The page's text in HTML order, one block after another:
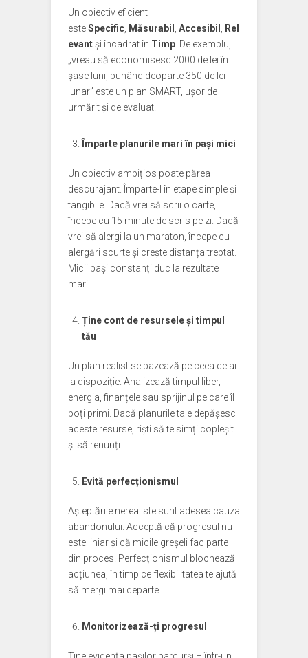
Un obiectiv eficient
esteSpecific Măsurabil Accesibil
Rel
evantși încadrat în Timp . De exemplu,
„vreau să economisesc 2000 de lei în
șase luni, punând deoparte 350 de lei
lunar” este un plan SMART, ușor de
urmărit și de evaluat.
Împarte planurile mari în pași mici
Un obiectiv ambițios poate părea
descurajant. Împarte-l în etape simple și
tangibile. Dacă vrei să scrii o carte,
începe cu 15 minute de scris pe zi. Dacă
vrei să alergi la un maraton, începe cu
alergări scurte și crește distanța treptat.
Micii pași constanți duc la rezultate
mari.
Ține cont de resursele și timpul
tău
Un plan realist se bazează pe ceea ce ai
la dispoziție. Analizează timpul liber,
energia, finanțele sau sprijinul pe care îl
poți primi. Dacă planurile tale depășesc
aceste resurse, riști să te simți copleșit
și să renunți.
Evită perfecționismul
Așteptările nerealiste sunt adesea cauza
abandonului. Acceptă că progresul nu
este liniar și că micile greșeli fac parte
din proces. Perfecționismul blochează
acțiunea, în timp ce flexibilitatea te ajută
să mergi mai departe.
Monitorizează-ți progresul